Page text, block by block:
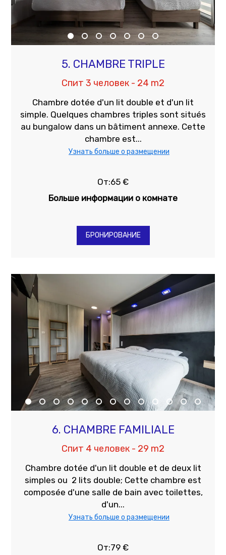
5. CHAMBRE TRIPLE
Спит 3 человек - 24 m2
Chambre dotée d'un lit double et d'un lit
simple. Quelques chambres triples sont situés
au bungalow dans un bâtiment annexe. Cette
chambre est...
Узнать больше о размещении
От:65 €
Больше информации о комнате
БРОНИРОВАНИЕ
6. CHAMBRE FAMILIALE
Спит 4 человек - 29 m2
Chambre dotée d'un lit double et de deux lit
simples ou 2 lits double; Cette chambre est
composée d'une salle de bain avec toilettes,
d'un...
Узнать больше о размещении
От:79 €